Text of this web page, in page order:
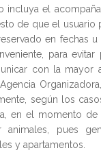
incluya el
de que el usuario
en fechas u
para
con la mayor
según los
en el momento de
animales, pues
y apartamentos.